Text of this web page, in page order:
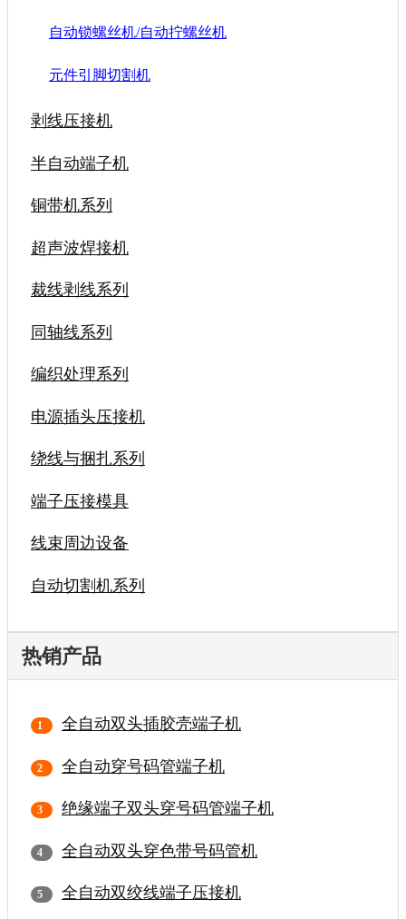
自动锁螺丝机/自动拧螺丝机
元件引脚切割机
剥线压接机
半自动端子机
铜带机系列
超声波焊接机
裁线剥线系列
同轴线系列
编织处理系列
电源插头压接机
绕线与捆扎系列
端子压接模具
线束周边设备
自动切割机系列
热销产品
全自动双头插胶壳端子机
全自动穿号码管端子机
绝缘端子双头穿号码管端子机
全自动双头穿色带号码管机
全自动双绞线端子压接机